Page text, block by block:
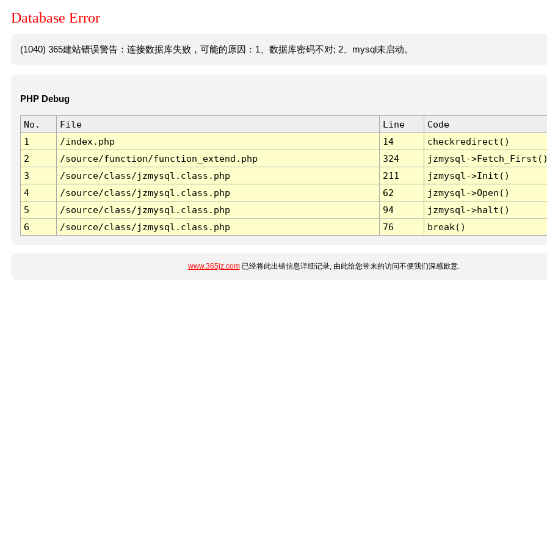
Database Error
(1040) 365建站错误警告：连接数据库失败，可能的原因：1、数据库密码不对; 2、mysql未启动。
PHP Debug
No. File Line
Code
1
/index.php 14
checkredirect()
2
/source/function/function_extend.php 324
jzmysql-
3
/source/class/jzmysql.class.php 211
jzmysql->Init()
4
/source/class/jzmysql.class.php 62
jzmysql->Open()
5
/source/class/jzmysql.class.php 94
jzmysql->halt()
6
/source/class/jzmysql.class.php 76 break()
www.365jz.com已经将此出错信息详细记录, 由此给您带来的访问不便我们深感歉意.